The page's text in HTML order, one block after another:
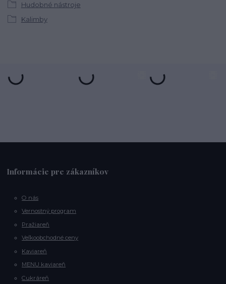
Hudobné nástroje
Kalimby
Informácie pre zákazníkov
O nás
Vernostný program
Pražiareň
Veľkoobchodné ceny
Kaviareň
MENU kaviareň
Cukráreň